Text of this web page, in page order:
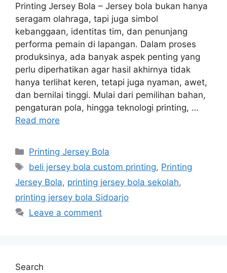
Printing Jersey Bola – Jersey bola bukan hanya
seragam olahraga, tapi juga simbol
kebanggaan, identitas tim, dan penunjang
performa pemain di lapangan. Dalam proses
produksinya, ada banyak aspek penting yang
perlu diperhatikan agar hasil akhirnya tidak
hanya terlihat keren, tetapi juga nyaman, awet,
dan bernilai tinggi. Mulai dari pemilihan bahan,
pengaturan pola, hingga teknologi printing, …
Read more
Categories
Printing Jersey Bola
Tags
beli jersey bola custom printing, Printing
Jersey Bola, printing jersey bola sekolah,
printing jersey bola Sidoarjo
Leave a comment
Search